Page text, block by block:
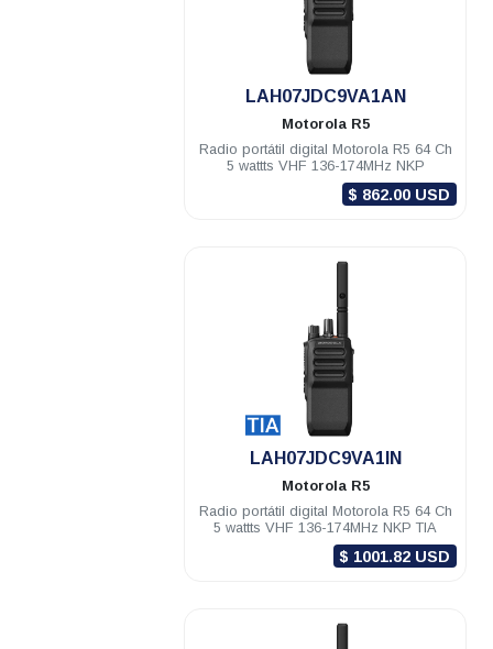
LAH07JDC9VA1AN
Motorola R5
Radio portátil digital Motorola R5 64 Ch
5 wattts VHF 136-174MHz NKP
$ 862.00 USD
LAH07JDC9VA1IN
Motorola R5
Radio portátil digital Motorola R5 64 Ch
5 wattts VHF 136-174MHz NKP TIA
$ 1001.82 USD